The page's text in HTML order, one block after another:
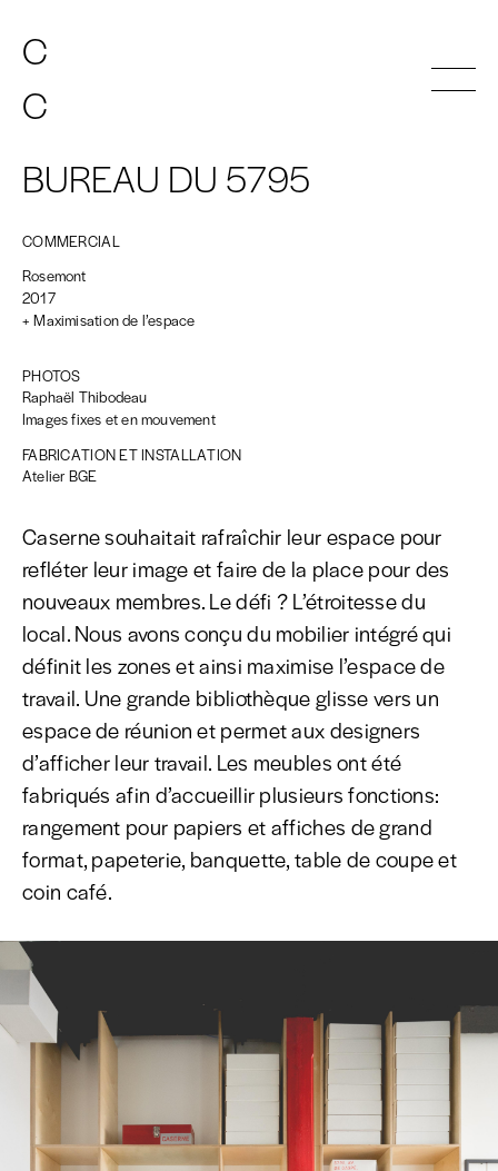
CA
CA
CA
CA
INDEX
CONTACT
BUREAU DU 5795
COMMERCIAL
Rosemont
2017
+ Maximisation de l’espace
PHOTOS
Raphaël Thibodeau
Images fixes et en mouvement
FABRICATION ET INSTALLATION
Atelier BGE
Caserne souhaitait rafraîchir leur espace pour
refléter leur image et faire de la place pour des
nouveaux membres. Le défi ? L’étroitesse du
local. Nous avons conçu du mobilier intégré qui
définit les zones et ainsi maximise l’espace de
travail. Une grande bibliothèque glisse vers un
espace de réunion et permet aux designers
d’afficher leur travail. Les meubles ont été
fabriqués afin d’accueillir plusieurs fonctions:
rangement pour papiers et affiches de grand
format, papeterie, banquette, table de coupe et
coin café.